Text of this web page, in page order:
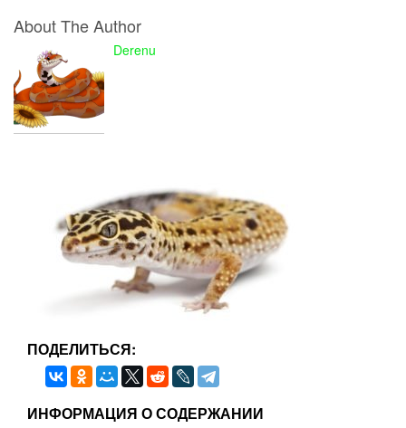
About The Author
Derenu
ПОДЕЛИТЬСЯ:
ИНФОРМАЦИЯ О СОДЕРЖАНИИ